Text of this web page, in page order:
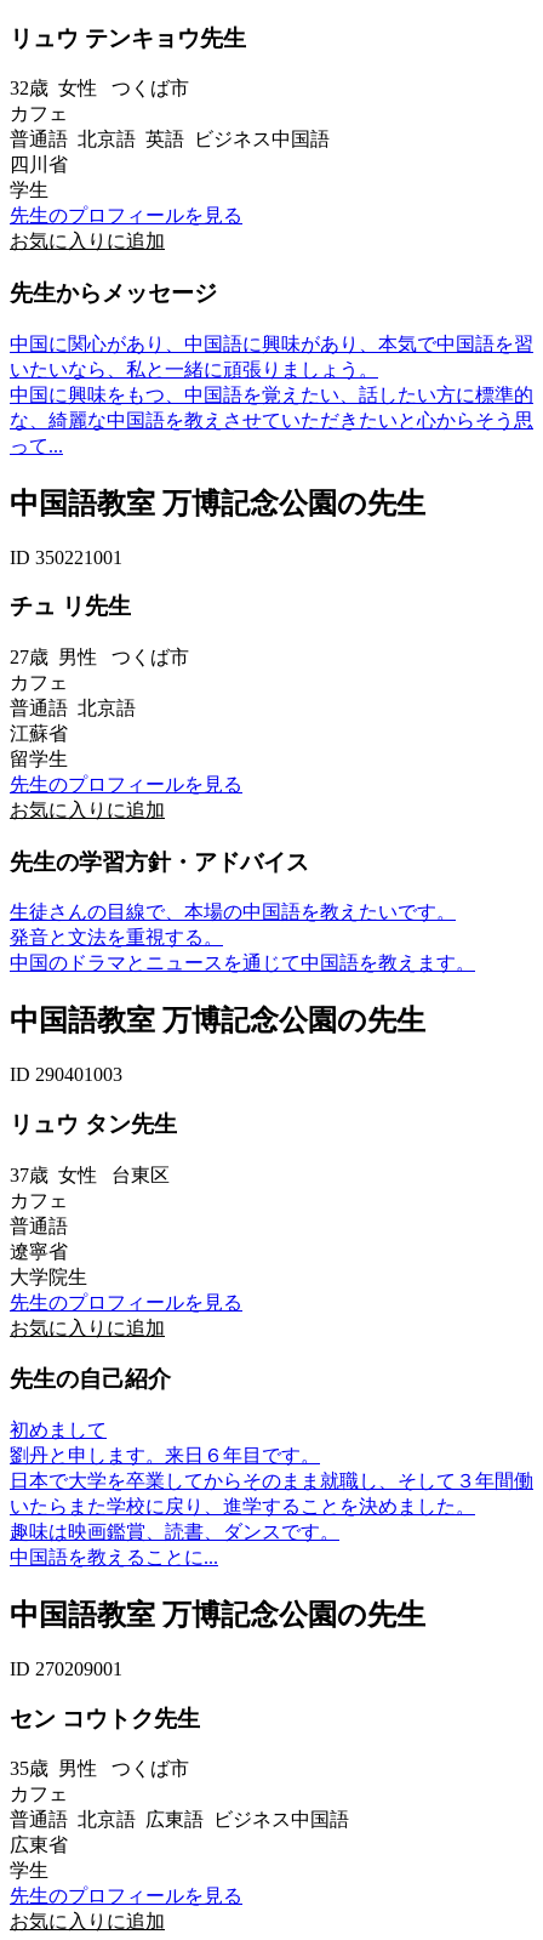
リュウ テンキョウ先生
32歳 女性 つくば市
カフェ
普通語 北京語 英語 ビジネス中国語
四川省
学生
先生のプロフィールを見る
お気に入りに追加
先生からメッセージ
中国に関心があり、中国語に興味があり、本気で中国語を習
いたいなら、私と一緒に頑張りましょう。
中国に興味をもつ、中国語を覚えたい、話したい方に標準的
な、綺麗な中国語を教えさせていただきたいと心からそう思
って...
中国語教室 万博記念公園の先生
ID 350221001
チュ リ先生
27歳 男性 つくば市
カフェ
普通語 北京語
江蘇省
留学生
先生のプロフィールを見る
お気に入りに追加
先生の学習方針・アドバイス
生徒さんの目線で、本場の中国語を教えたいです。
発音と文法を重視する。
中国のドラマとニュースを通じて中国語を教えます。
中国語教室 万博記念公園の先生
ID 290401003
リュウ タン先生
37歳 女性 台東区
カフェ
普通語
遼寧省
大学院生
先生のプロフィールを見る
お気に入りに追加
先生の自己紹介
初めまして
劉丹と申します。来日６年目です。
日本で大学を卒業してからそのまま就職し、そして３年間働
いたらまた学校に戻り、進学することを決めました。
趣味は映画鑑賞、読書、ダンスです。
中国語を教えることに...
中国語教室 万博記念公園の先生
ID 270209001
セン コウトク先生
35歳 男性 つくば市
カフェ
普通語 北京語 広東語 ビジネス中国語
広東省
学生
先生のプロフィールを見る
お気に入りに追加